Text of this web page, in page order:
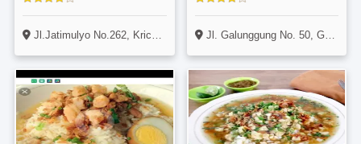
Jl.Jatimulyo No.262, Kricak, Kec.Tegalrejo, Kota Yogyakarta, Daerah Istimewa Yogyakarta 55242, Indonesia Jl. Galunggung No. 50, Gading Kasri, Klojen, Malang